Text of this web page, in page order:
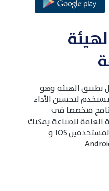
تطبيق الهيئة وهو
لتحسين الأداء
متخصصا في
العامة للصناعة يمكنك
تحميلة من خلال App store لمستخدمين IOS و